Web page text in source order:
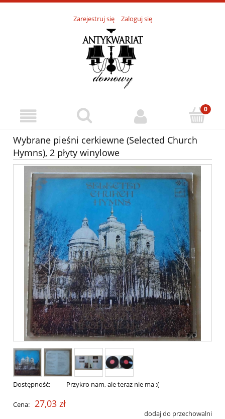
Zarejestruj się Zaloguj się
Wybrane pieśni cerkiewne (Selected Church
Hymns), 2 płyty winylowe
Dostępność: Przykro nam, ale teraz nie ma :(
Cena: 27,03 zł
dodaj do przechowalni